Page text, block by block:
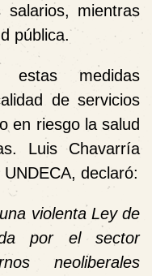
mientras
pública.
estas medidas
de servicios
en riesgo la salud
Luis Chavarría
declaró:
violenta Ley de
por el sector
neoliberales